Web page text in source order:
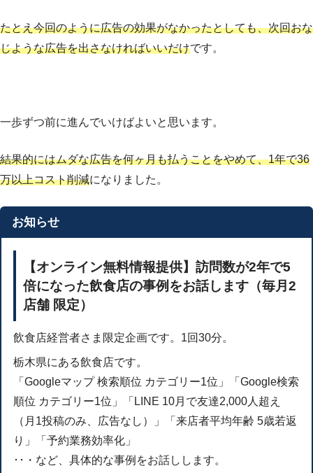
たとえ今回のように広告の効果がなかったとしても、次回おな
じような広告を出さなければいいだけです。
一歩ずつ前に進んでいけばよいと思います。
結果的にはムダな広告を何ヶ月も払うことをやめて、1年で36
万以上コスト削減になりました。
お知らせ
【オンライン無料情報提供】訪問数が2年で5
倍になった飲食店の事例をお話します（毎月2
店舗 限定）
飲食店経営者さま限定企画です。1回30分。
栃木県にある飲食店です。
「Googleマップ 検索順位 カテゴリー1位」「Google検索
順位 カテゴリー1位」「LINE 10月で友達2,000人超え
（月1投稿のみ、広告なし）」「来店者平均年齢 5歳若返
り」「予約業務効率化」
･･・など、具体的な事例をお話しします。